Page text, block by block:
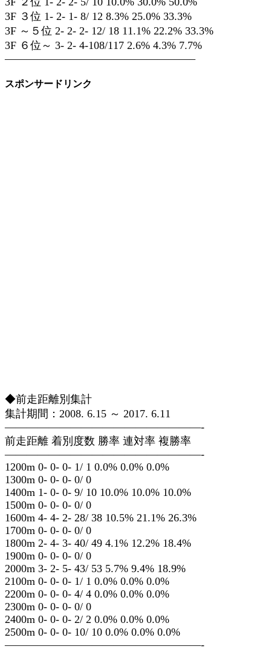
3F ３位 1- 2- 1- 8/ 12 8.3% 25.0% 33.3%
3F ～５位 2- 2- 2- 12/ 18 11.1% 22.2% 33.3%
3F ６位～ 3- 2- 4-108/117 2.6% 4.3% 7.7%
—————————————————–
スポンサードリンク
◆前走距離別集計
集計期間：2008. 6.15 ～ 2017. 6.11
——————————————————-
前走距離 着別度数 勝率 連対率 複勝率
——————————————————-
1200m 0- 0- 0- 1/ 1 0.0% 0.0% 0.0%
1300m 0- 0- 0- 0/ 0
1400m 1- 0- 0- 9/ 10 10.0% 10.0% 10.0%
1500m 0- 0- 0- 0/ 0
1600m 4- 4- 2- 28/ 38 10.5% 21.1% 26.3%
1700m 0- 0- 0- 0/ 0
1800m 2- 4- 3- 40/ 49 4.1% 12.2% 18.4%
1900m 0- 0- 0- 0/ 0
2000m 3- 2- 5- 43/ 53 5.7% 9.4% 18.9%
2100m 0- 0- 0- 1/ 1 0.0% 0.0% 0.0%
2200m 0- 0- 0- 4/ 4 0.0% 0.0% 0.0%
2300m 0- 0- 0- 0/ 0
2400m 0- 0- 0- 2/ 2 0.0% 0.0% 0.0%
2500m 0- 0- 0- 10/ 10 0.0% 0.0% 0.0%
——————————————————-